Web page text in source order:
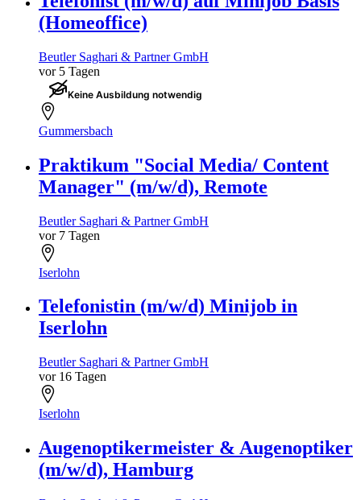
(Homeoffice)
Beutler Saghari & Partner GmbH
vor 5 Tagen
Keine Ausbildung notwendig
Gummersbach
Praktikum "Social Media/ Content
Manager" (m/w/d), Remote
Beutler Saghari & Partner GmbH
vor 7 Tagen
Iserlohn
Telefonistin (m/w/d) Minijob in
Iserlohn
Beutler Saghari & Partner GmbH
vor 16 Tagen
Iserlohn
Augenoptikermeister & Augenoptiker
(m/w/d), Hamburg